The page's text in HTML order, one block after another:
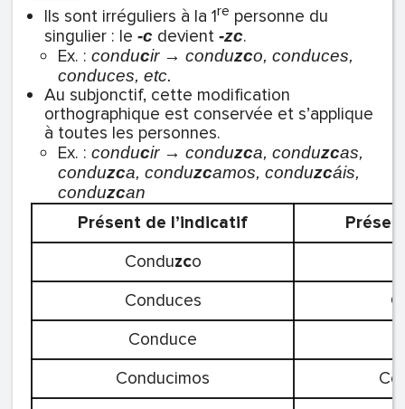
Ils sont irréguliers à la 1re personne du
singulier : le -c devient -zc.
Ex. : conducir → conduzco, conduces,
conduces, etc.
Au subjonctif, cette modification
orthographique est conservée et s’applique
à toutes les personnes.
Ex. : conducir → conduzca, conduzcas,
conduzca, conduzcamos, conduzcáis,
conduzcan
Présent de l’indicatif
Conduzco
Conduces
Conduce
Conducimos